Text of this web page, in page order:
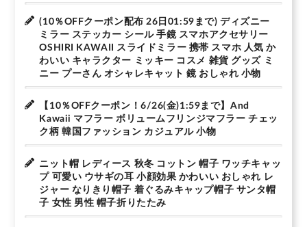
(10％OFFクーポン配布 26日01:59まで) ディズニー
ミラー ステッカー シール 手鏡 スマホアクセサリー
OSHIRI KAWAII スライドミラー 携帯 スマホ 人気 か
わいい キャラクター ミッキー コスメ 雑貨 グッズ ミ
ニー プーさん オシャレキャット 鏡 おしゃれ 小物
【10％OFFクーポン！6/26(金)1:59まで】And
Kawaii マフラー ボリュームフリンジマフラー チェッ
ク柄 韓国ファッション カジュアル 小物
ニット帽 レディース 秋冬 コットン 帽子 ワッチキャッ
プ 可愛い ウサギの耳 小顔効果 かわいい おしゃれ レ
ジャー なりきり帽子 着ぐるみキャップ帽子 サンタ帽
子 女性 男性 帽子折りたたみ